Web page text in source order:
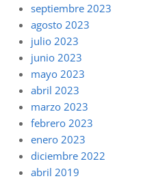
septiembre 2023
agosto 2023
julio 2023
junio 2023
mayo 2023
abril 2023
marzo 2023
febrero 2023
enero 2023
diciembre 2022
abril 2019